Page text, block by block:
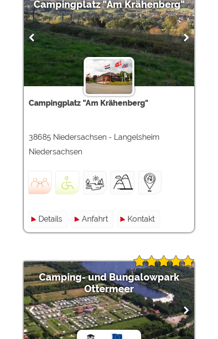
Campingplatz "Am Krähenberg"
Campingplatz "Am Krähenberg"
38685 Niedersachsen - Langelsheim
Niedersachsen
Details Anfahrt Kontakt
Camping- und Bungalowpark
Ottermeer